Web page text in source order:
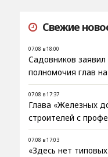
Свежие
07.08 в 18:00
Садовников
полномочия глав
07.08 в 17:37
Глава «Железных
строителей с
07.08 в 17:03
«Здесь нет